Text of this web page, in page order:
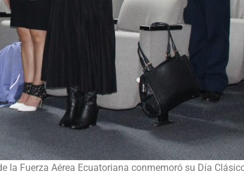
Fuerza Aérea Ecuatoriana conmemoró su Día